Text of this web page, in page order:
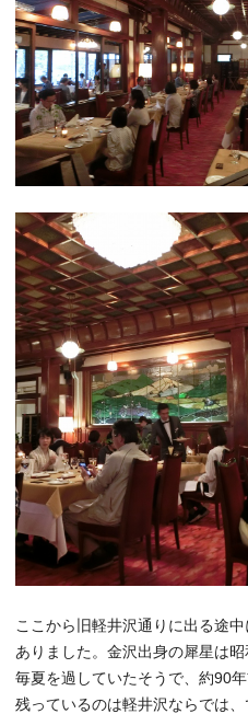
ここから旧軽井沢通りに出る途
ありました。金沢出身の犀星は
毎夏を過していたそうで、約90
残っているのは軽井沢ならでは、